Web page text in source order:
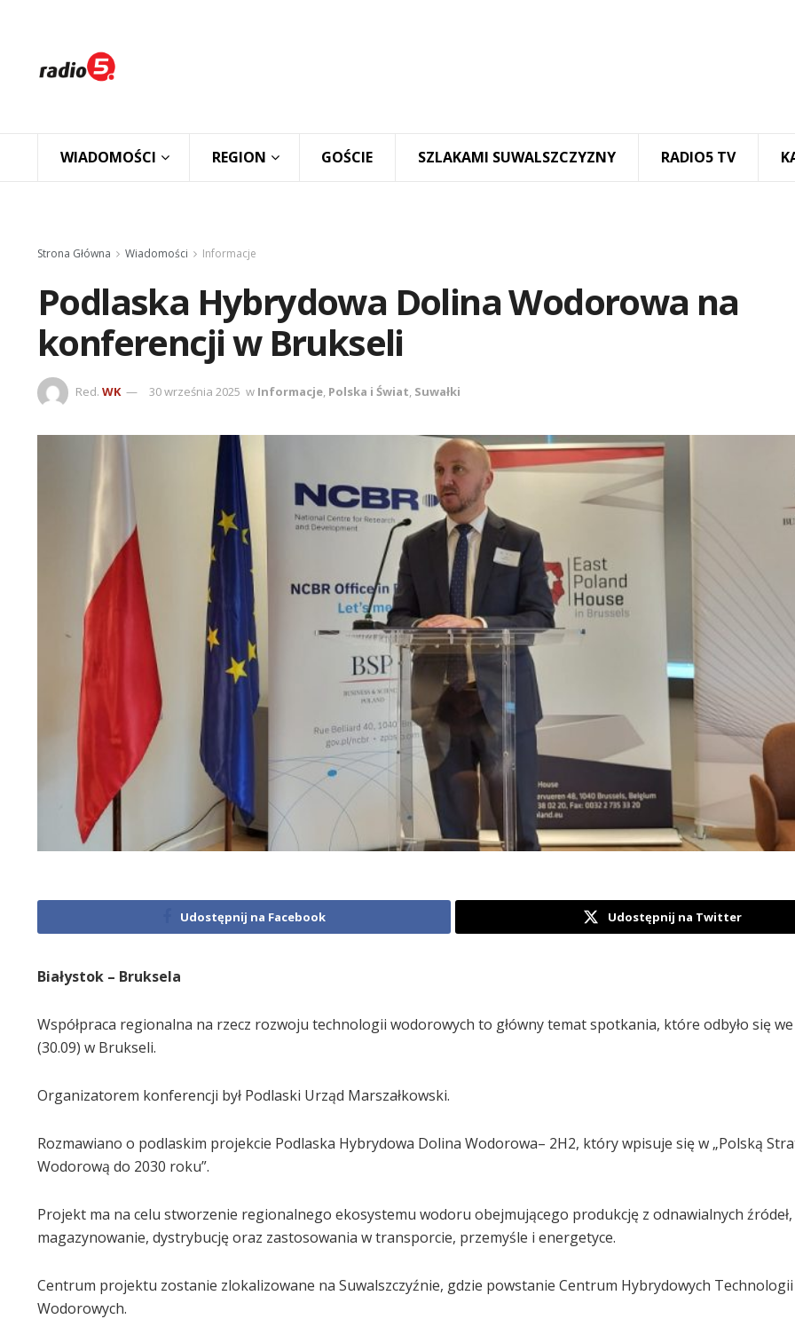
WIADOMOŚCI REGION GOŚCIE SZLAKAMI SUWALSZCZYZNY RADIO5 TV
Strona Główna Wiadomości Informacje
Podlaska Hybrydowa Dolina Wodorowa na
konferencji w Brukseli
Red. WK 30 września 2025 w Informacje, Polska i Świat, Suwałki
Udostępnij na Facebook Udostępnij na Twitter
Białystok – Bruksela
Współpraca regionalna na rzecz rozwoju technologii wodorowych to główny temat spotkania, które odbyło się
(30.09) w Brukseli.
Organizatorem konferencji był Podlaski Urząd Marszałkowski.
Rozmawiano o podlaskim projekcie Podlaska Hybrydowa Dolina Wodorowa– 2H2, który wpisuje się w „Polską
Wodorową do 2030 roku”.
Projekt ma na celu stworzenie regionalnego ekosystemu wodoru obejmującego produkcję z odnawialnych źródeł,
magazynowanie, dystrybucję oraz zastosowania w transporcie, przemyśle i energetyce.
Centrum projektu zostanie zlokalizowane na Suwalszczyźnie, gdzie powstanie Centrum Hybrydowych Technologii
Wodorowych.